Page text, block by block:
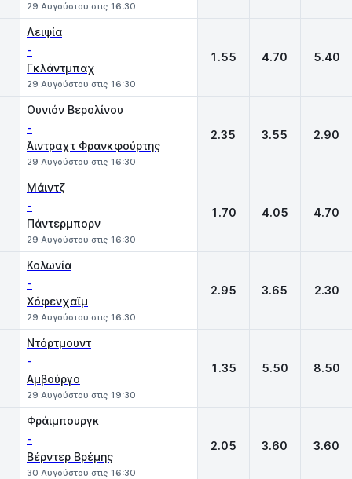
29 Αυγούστου στις 16:30
Λειψία
-
Γκλάντμπαχ
29 Αυγούστου στις 16:30
1.55 4.70 5.40
Ουνιόν Βερολίνου
-
Άιντραχτ Φρανκφούρτης
29 Αυγούστου στις 16:30
2.35 3.55 2.90
Μάιντζ
-
Πάντερμπορν
29 Αυγούστου στις 16:30
1.70 4.05 4.70
Κολωνία
-
Χόφενχαϊμ
29 Αυγούστου στις 16:30
2.95 3.65 2.30
Ντόρτμουντ
-
Αμβούργο
29 Αυγούστου στις 19:30
1.35 5.50 8.50
Φράιμπουργκ
-
Βέρντερ Βρέμης
30 Αυγούστου στις 16:30
2.05 3.60 3.60